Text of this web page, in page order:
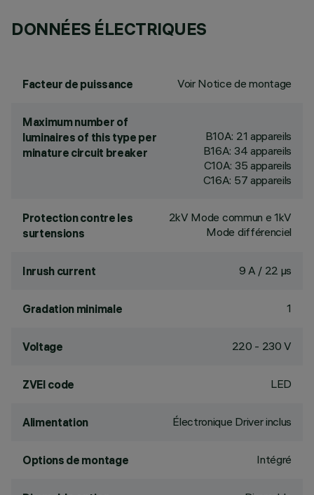
DONNÉES ÉLECTRIQUES
Facteur de puissance Voir Notice de montage
Maximum number of
luminaires of this type per
minature circuit breaker
B10A: 21 appareils
B16A: 34 appareils
C10A: 35 appareils
C16A: 57 appareils
Protection contre les
surtensions
2kV Mode commun e 1kV
Mode différenciel
Inrush current 9 A / 22 µs
Gradation minimale 1
Voltage 220 - 230 V
ZVEI code LED
Alimentation Électronique Driver inclus
Options de montage Intégré